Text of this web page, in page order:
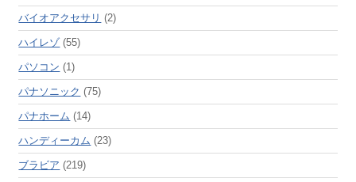
バイオアクセサリ (2)
ハイレゾ(55)
パソコン (1)
パナソニック (75)
パナホーム (14)
ハンディーカム (23)
ブラビア (219)